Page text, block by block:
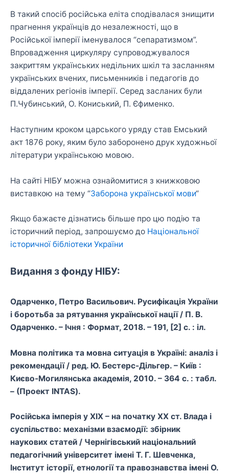
В такий спосіб російська еліта сподівалася знищити
прагнення українців до незалежності, що в
Російської імперії іменувалося “сепаратизмом”.
Впровадження циркуляру супроводжувалося
закриттям українських недільних шкіл та засланням
українських вчених, письменників і педагогів до
віддалених регіонів імперії. Серед засланих були
П.Чубинський, О. Кониський, П. Єфименко.
Наступним кроком царського уряду став Емський
акт 1876 року, яким було заборонено друк художньої
літератури українською мовою.
На сайті НІБУ можна ознайомитися з книжковою
виставкою на тему “Заборона української мови“
Якщо бажаєте дізнатись більше про цю подію та
історичний період, запрошуємо до Національної
історичної бібліотеки України
Видання з фонду НІБУ:
Одарченко, Петро Васильович. Русифікація України
і боротьба за рятування української нації / П. В.
Одарченко. – Ічня : Формат, 2018. – 191, [2] с. : іл.
Мовна політика та мовна ситуація в Україні: аналіз і
рекомендації / ред. Ю. Бестерс-Дільгер. – Київ :
Києво-Могилянська академія, 2010. – 364 с. : табл.
– (Проект INTAS).
Російська імперія у XIX – на початку XX ст. Влада і
суспільство: механізми взаємодії: збірник
наукових статей / Чернігівський національний
педагогічний університет імені Т. Г. Шевченка,
Інститут історії, етнології та правознавства імені О.